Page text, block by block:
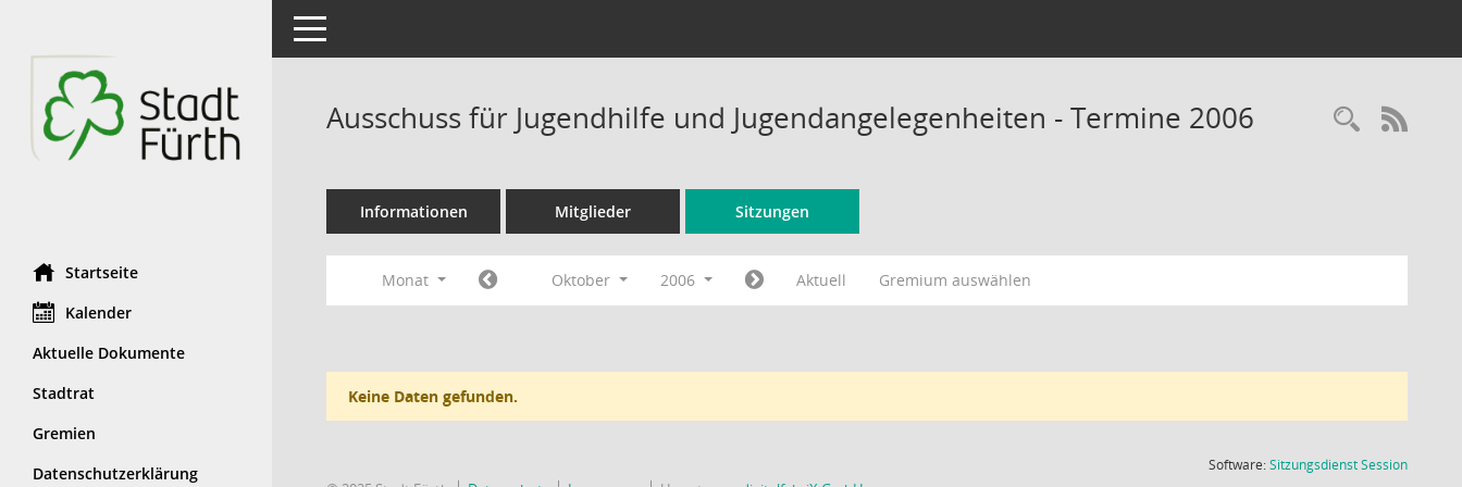
Startseite
Kalender
Aktuelle Dokumente
Stadtrat
Gremien
Datenschutzerklärung
Toggle navigation
Ausschuss für Jugendhilfe und Jugendangelegenheiten - Termine 2006
Informationen Mitglieder Sitzungen
Monat Oktober 2006 Aktuell Gremium auswählen
Keine Daten gefunden.
Software:SitzungsdienstSession(Wird in